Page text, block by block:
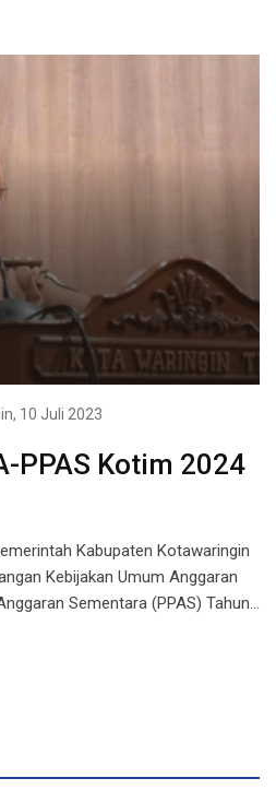
10 Juli 2023
PPAS Kotim 2024
Kabupaten Kotawaringin
Kebijakan Umum Anggaran
Sementara (PPAS) Tahun…